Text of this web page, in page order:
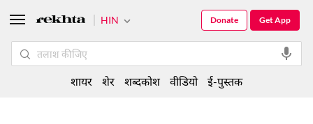
HIN Get App
Donate
शायर शेर शब्दकोश वीडियो ई-पुस्तक